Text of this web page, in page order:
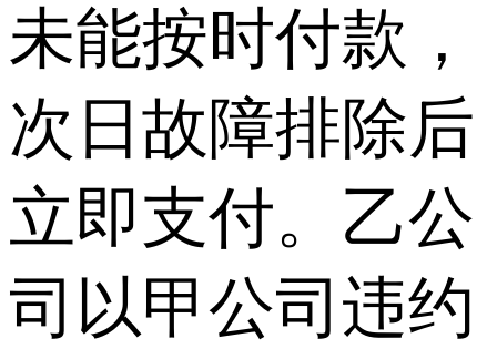
未能按时付款，
次日故障排除后
立即支付。乙公
司以甲公司违约